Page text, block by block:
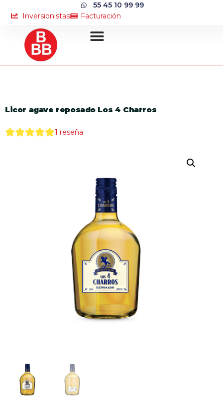
55 45 10 99 99
Inversionistas
Facturación
Licor agave reposado Los 4 Charros
1 reseña